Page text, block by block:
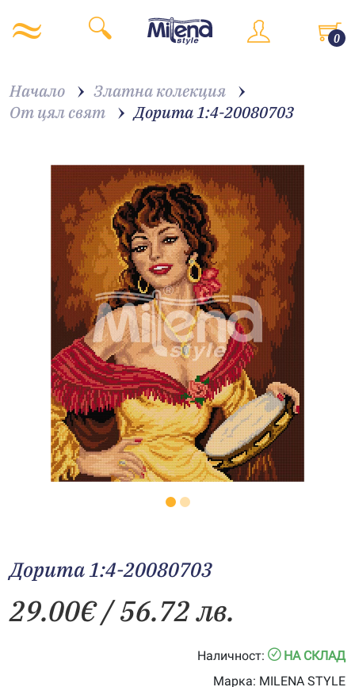
0
Начало
Златна колекция
От цял свят
Дорита 1:4-20080703
Дорита 1:4-20080703
29.00€/ 56.72 лв.
Наличност:
НА СКЛАД
Марка: MILENA STYLE